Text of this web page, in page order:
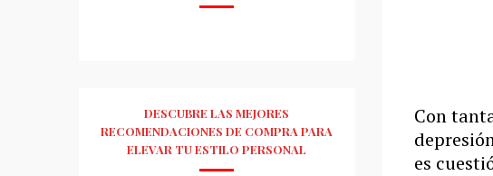
Con
es
DESCUBRE LAS MEJORES
RECOMENDACIONES DE COMPRA PARA
ELEVAR TU ESTILO PERSONAL